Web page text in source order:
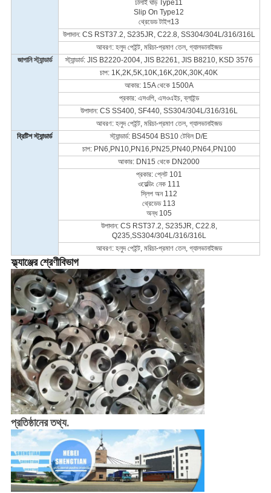
ঢালাই ঘাড় Type11
Slip On Type12
থ্রেডেড টাইপ13
উপাদান: CS RST37.2, S235JR, C22.8, SS304/304L/316/316L
আবরণ: হলুদ পেইন্ট, মরিচা-প্রমাণ তেল, গ্যালভানাইজড
জাপানি স্ট্যান্ডার্ড
স্ট্যান্ডার্ড: JIS B2220-2004, JIS B2261, JIS B8210, KSD 3576
চাপ: 1K,2K,5K,10K,16K,20K,30K,40K
আকার: 15A থেকে 1500A
প্রকার: এসওপি, এসওএইচ, ব্লাইন্ড
উপাদান: CS SS400, SF440, SS304/304L/316/316L
আবরণ: হলুদ পেইন্ট, মরিচা-প্রমাণ তেল, গ্যালভানাইজড
ব্রিটিশ স্ট্যান্ডার্ড
স্ট্যান্ডার্ড: BS4504 BS10 টেবিল D/E
চাপ: PN6,PN10,PN16,PN25,PN40,PN64,PN100
আকার: DN15 থেকে DN2000
প্রকার: প্লেট 101
ওয়েল্ডিং নেক 111
স্লিপ অন 112
থ্রেডেড 113
অন্ধ 105
উপাদান: CS RST37.2, S235JR, C22.8,
Q235,SS304/304L/316/316L
আবরণ: হলুদ পেইন্ট, মরিচা-প্রমাণ তেল, গ্যালভানাইজড
ফ্ল্যাঞ্জের শ্রেণীবিভাগ
প্রতিষ্ঠানের তথ্য.